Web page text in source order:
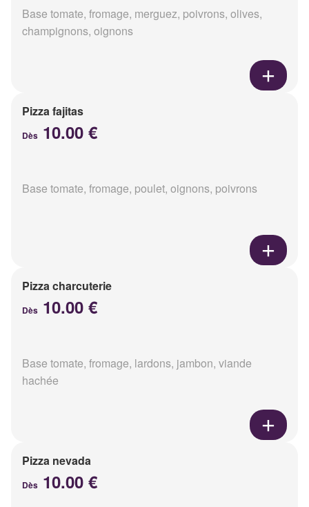
Base tomate, fromage, merguez, poivrons, olives,
champignons, oignons
Pizza fajitas
Dès 10.00 €
Base tomate, fromage, poulet, oignons, poivrons
Pizza charcuterie
Dès 10.00 €
Base tomate, fromage, lardons, jambon, viande
hachée
Pizza nevada
Dès 10.00 €